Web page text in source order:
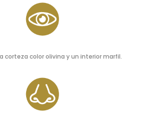
corteza color olivina y un interior marfil.